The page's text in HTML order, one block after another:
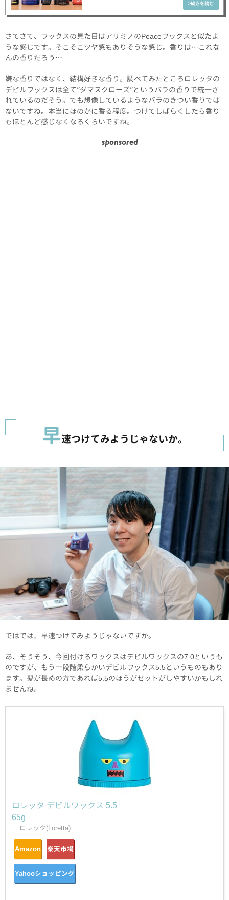
さてさて、ワックスの見た目はアリミノのPeaceワックスと似たよ
うな感じです。そこそこツヤ感もありそうな感じ。香りは…これな
んの香りだろう…
嫌な香りではなく、結構好きな香り。調べてみたところロレッタの
デビルワックスは全て”ダマスクローズ”というバラの香りで統一さ
れているのだそう。でも想像しているようなバラのきつい香りでは
ないですね。本当にほのかに香る程度。つけてしばらくしたら香り
もほとんど感じなくなるくらいですね。
sponsored
早速つけてみようじゃないか。
ではでは、早速つけてみようじゃないですか。
あ、そうそう、今回付けるワックスはデビルワックスの7.0というも
のですが、もう一段階柔らかいデビルワックス5.5というものもあり
ます。髪が長めの方であれば5.5のほうがセットがしやすいかもしれ
ませんね。
ロレッタ デビルワックス 5.5
65g
ロレッタ(Loretta)
Amazon 楽天市場
Yahooショッピング